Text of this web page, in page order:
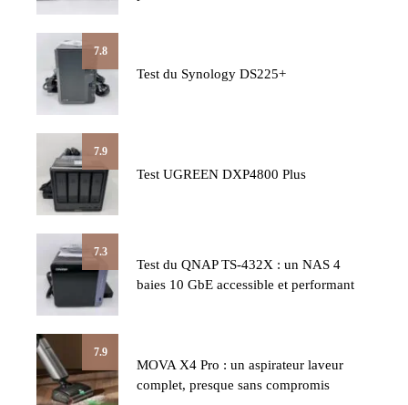
7.8
Test du Synology DS225+
7.9
Test UGREEN DXP4800 Plus
7.3
Test du QNAP TS-432X : un NAS 4
baies 10 GbE accessible et performant
7.9
MOVA X4 Pro : un aspirateur laveur
complet, presque sans compromis